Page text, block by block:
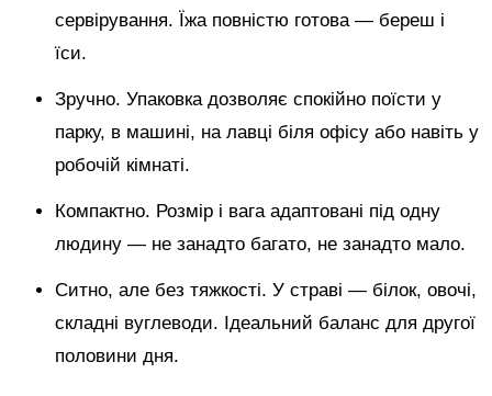
сервірування. Їжа повністю готова — береш і
їси.
Зручно. Упаковка дозволяє спокійно поїсти у
парку, в машині, на лавці біля офісу або навіть у
робочій кімнаті.
Компактно. Розмір і вага адаптовані під одну
людину — не занадто багато, не занадто мало.
Ситно, але без тяжкості. У страві — білок, овочі,
складні вуглеводи. Ідеальний баланс для другої
половини дня.